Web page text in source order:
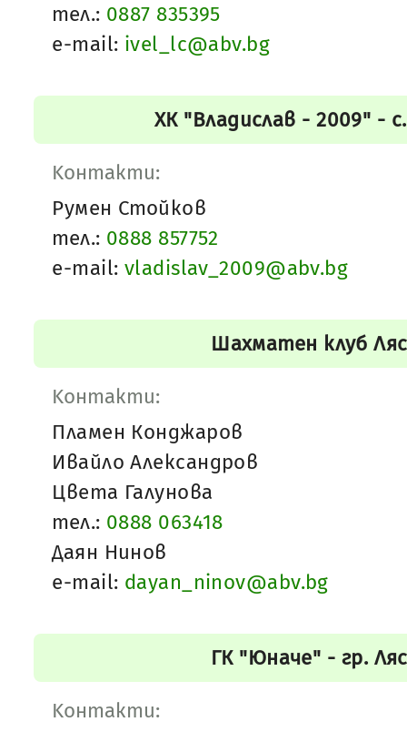
тел.: 0887 835395
e-mail: ivel_lc@abv.bg
ХК "Владислав - 2009" -
Kонтакти:
Румен Стойков
тел.: 0888 857752
e-mail: vladislav_2009@abv.bg
Шахматен клуб
Kонтакти:
Пламен Конджаров
Ивайло Александров
Цвета Галунова
тел.: 0888 063418
Даян Нинов
e-mail: dayan_ninov@abv.bg
ГК "Юначе" - гр.
Kонтакти: